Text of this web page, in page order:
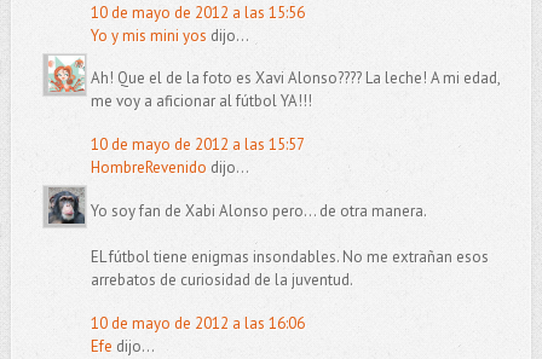
10 de mayo de 2012 a las 15:56
Yo y mis mini yos dijo...
Ah! Que el de la foto es Xavi Alonso???? La leche! A mi edad,
me voy a aficionar al fútbol YA!!!
10 de mayo de 2012 a las 15:57
HombreRevenido dijo...
Yo soy fan de Xabi Alonso pero... de otra manera.
EL fútbol tiene enigmas insondables. No me extrañan esos
arrebatos de curiosidad de la juventud.
10 de mayo de 2012 a las 16:06
Efe dijo...